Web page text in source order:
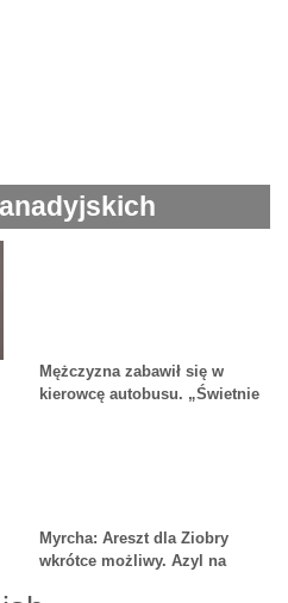
o
Mężczyzna zabawił się w
kierowcę autobusu. „Świetnie
Myrcha: Areszt dla Ziobry
wkrótce możliwy. Azyl na